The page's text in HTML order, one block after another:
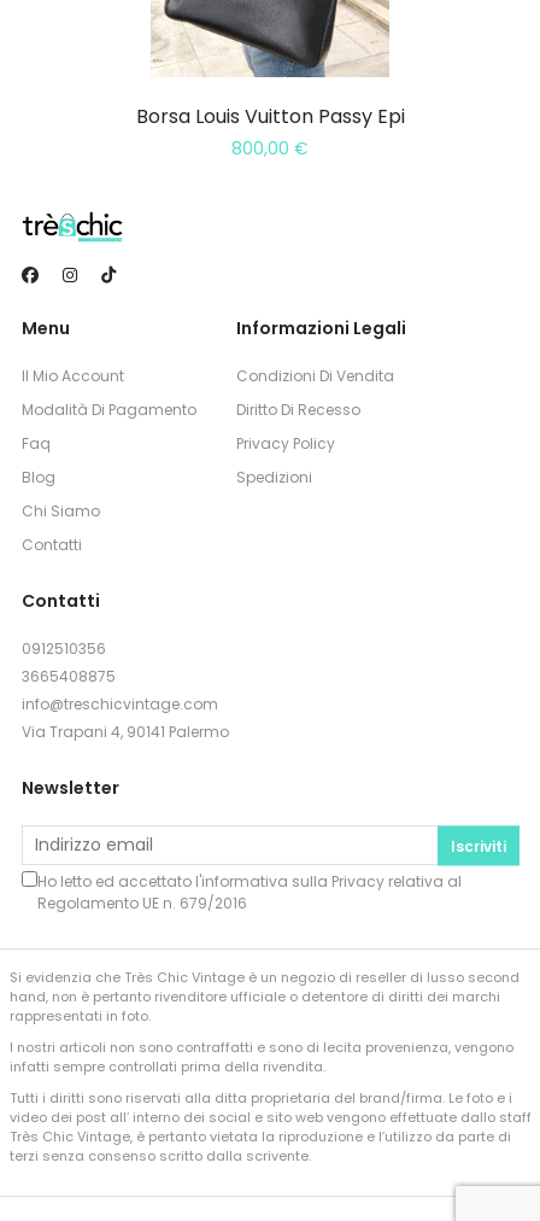
Borsa Louis Vuitton Passy Epi
800,00 €
Menu
Il Mio Account
Modalità Di Pagamento
Faq
Blog
Chi Siamo
Contatti
Informazioni Legali
Condizioni Di Vendita
Diritto Di Recesso
Privacy Policy
Spedizioni
Contatti
0912510356
3665408875
info@treschicvintage.com
Via Trapani 4, 90141 Palermo
Newsletter
Iscriviti
Ho letto ed accettato l'informativa sulla Privacyrelativa al
Regolamento UE n. 679/2016
Si evidenzia che Très Chic Vintage è un negozio di reseller di lusso second
hand, non è pertanto rivenditore ufficiale o detentore di diritti dei marchi
rappresentati in foto.
I nostri articoli non sono contraffatti e sono di lecita provenienza, vengono
infatti sempre controllati prima della rivendita.
Tutti i diritti sono riservati alla ditta proprietaria del brand/firma. Le foto e i
video dei post all’ interno dei social e sito web vengono effettuate dallo staff
Très Chic Vintage, è pertanto vietata la riproduzione e l’utilizzo da parte di
terzi senza consenso scritto dalla scrivente.